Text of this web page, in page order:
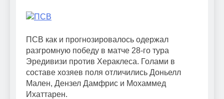
ПСВ как и прогнозировалось одержал
разгромную победу в матче 28-го тура
Эредивизи против Хераклеса. Голами в
составе хозяев поля отличились Доньелл
Мален, Дензел Дамфрис и Мохаммед
Ихаттарен.